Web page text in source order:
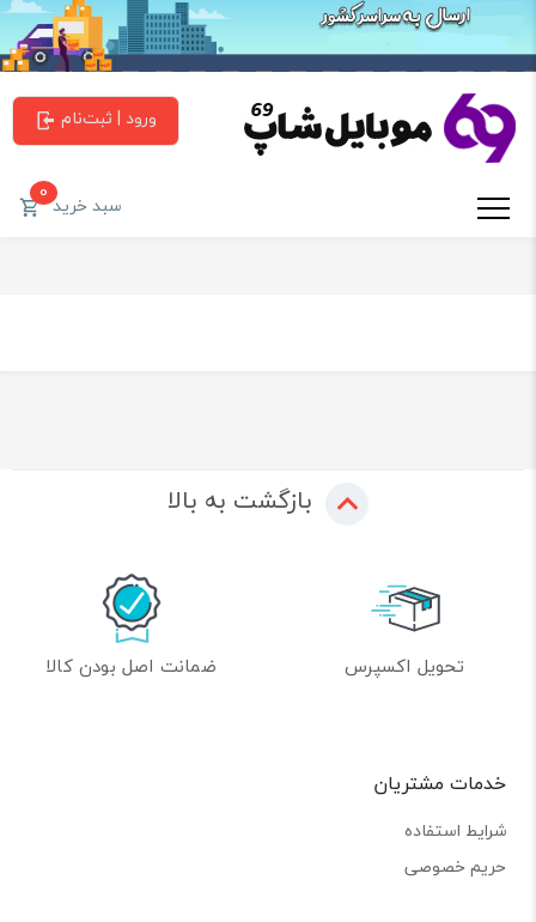
ورود | ثبت‌نام
سبد خرید0
بازگشت به بالا
تحویل اکسپرس ضمانت اصل بودن کالا
خدمات مشتریان
شرایط استفاده
حریم خصوصی